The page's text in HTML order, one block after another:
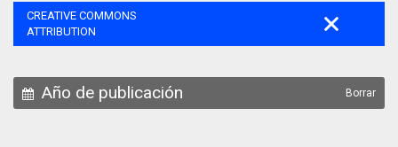
CREATIVE COMMONS
ATTRIBUTION
Año de publicación Borrar